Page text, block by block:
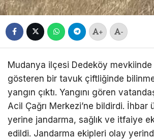
+ -
Mudanya ilçesi Dedeköy
gösteren bir tavuk çiftliğinde
yangın çıktı. Yangını gören
Acil Çağrı Merkezi’ne bildirdi. İhbar
yerine jandarma, sağlık ve itfaiye
edildi. Jandarma ekipleri olay